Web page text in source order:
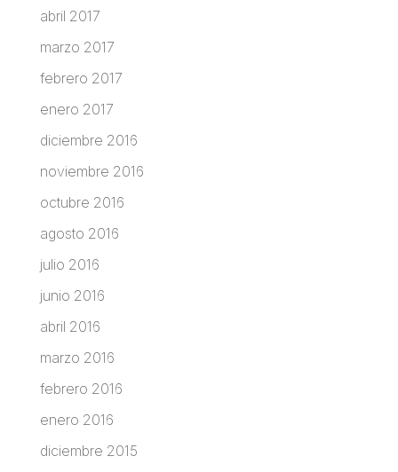
abril 2017
marzo 2017
febrero 2017
enero 2017
diciembre 2016
noviembre 2016
octubre 2016
agosto 2016
julio 2016
junio 2016
abril 2016
marzo 2016
febrero 2016
enero 2016
diciembre 2015